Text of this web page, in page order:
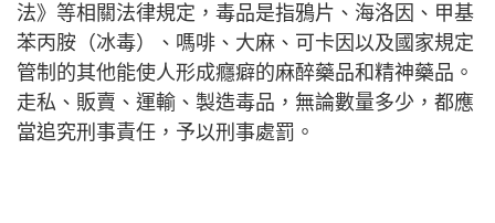
法》等相關法律規定，毒品是指鴉片、海洛因、甲基
苯丙胺（冰毒）、嗎啡、大麻、可卡因以及國家規定
管制的其他能使人形成癮癖的麻醉藥品和精神藥品。
走私、販賣、運輸、製造毒品，無論數量多少，都應
當追究刑事責任，予以刑事處罰。